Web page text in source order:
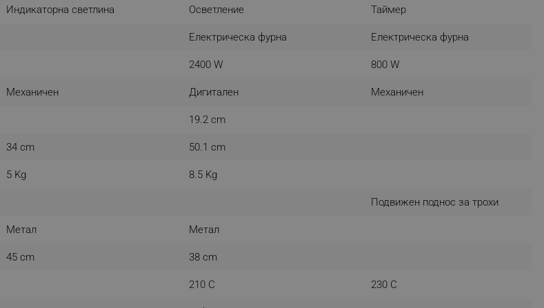
Индикаторна светлина Осветление Таймер
Електрическа фурна Електрическа фурна
2400 W 800 W
Механичен Дигитален Механичен
19.2 cm
34 cm 50.1 cm
5 Kg 8.5 Kg
Подвижен поднос за трохи
Метал Метал
45 cm 38 cm
210 C 230 C
.alleop.bg Сесия
This is a list of customer behaviour events which is cancelled
Segmentify Chrome Extension
name, username, segments, membership status and
.alleop.bg
.alleop.bg
.alleop.bg